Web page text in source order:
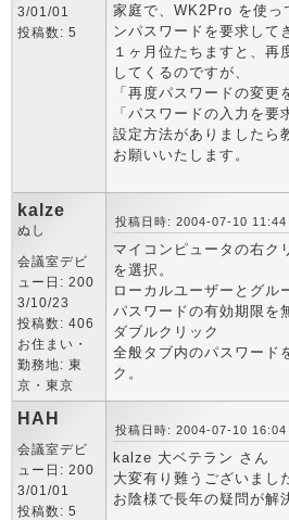
3/01/01
投稿数: 5
家庭で、WK2Pro を使っ
ンパスワードを要求して
１ヶ月位たちますと、再
してくるのですが、
「再度パスワードの変
「パスワードの入力を要
設定方法がありましたら
お願いいたします。
kalze
ぬし
会議室デビ
ュー日: 200
3/10/23
投稿数: 406
お住まい・
勤務地: 東
京・東京
投稿日時: 2004-07-10 11:44
マイコンピュータの右ク
を選択。
ローカルユーザーとグル
パスワードの有効期限を
ダブルクリック
全般タブ内のパスワード
ク。
HAH
会議室デビ
ュー日: 200
3/01/01
投稿数: 5
投稿日時: 2004-07-10 16:04
kalze 大ベテラン さん
大変有り難うございまし
お陰様で長年の疑問が解